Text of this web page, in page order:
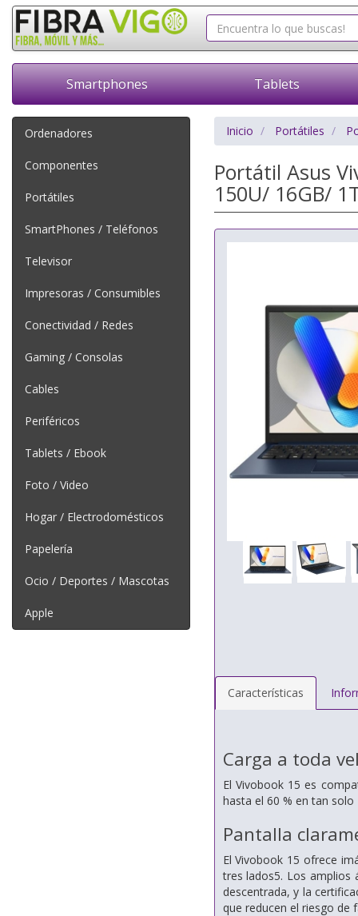
Smartphones Tablets
Ordenadores
Componentes
Portátiles
SmartPhones / Teléfonos
Televisor
Impresoras / Consumibles
Conectividad / Redes
Gaming / Consolas
Cables
Periféricos
Tablets / Ebook
Foto / Video
Hogar / Electrodomésticos
Papelería
Ocio / Deportes / Mascotas
Apple
Inicio Portátiles
Portátil Asus
150U/ 16GB/
Características
Carga a toda
El Vivobook 15 es
hasta el 60 % en tan
Pantalla
El Vivobook 15 ofrece
tres lados5. Los amplios
descentrada, y la
que reducen el riesgo de